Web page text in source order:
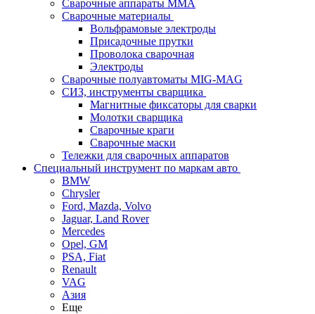
Сварочные аппараты MMA
Сварочные материалы
Вольфрамовые электроды
Присадочные прутки
Проволока сварочная
Электроды
Сварочные полуавтоматы MIG-MAG
СИЗ, инструменты сварщика
Магнитные фиксаторы для сварки
Молотки сварщика
Сварочные краги
Сварочные маски
Тележки для сварочных аппаратов
Специальный инструмент по маркам авто
BMW
Chrysler
Ford, Mazda, Volvo
Jaguar, Land Rover
Mercedes
Opel, GM
PSA, Fiat
Renault
VAG
Азия
Еще